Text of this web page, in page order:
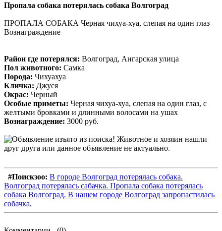
Пропала собака потерялась собака Волгоград
ПРОПАЛА СОБАКА Черная чихуа-хуа, слепая на один глаз
Вознаграждение
Район где потерялся: Волгоград, Ангарская улица
Пол животного: Самка
Порода: Чихуахуа
Кличка: Джуся
Окрас: Черный
Особые приметы: Черная чихуа-хуа, слепая на один глаз, с
желтыми бровками и длинными волосами на ушах
Вознаграждение: 3000 руб.
#Поискзоо: В городе Волгоград потерялась собака.
Волгоград потерялась сабачка. Пропала собака потерялась
собака Волгоград. В нашем городе Волгоград запропастилась
собачка.